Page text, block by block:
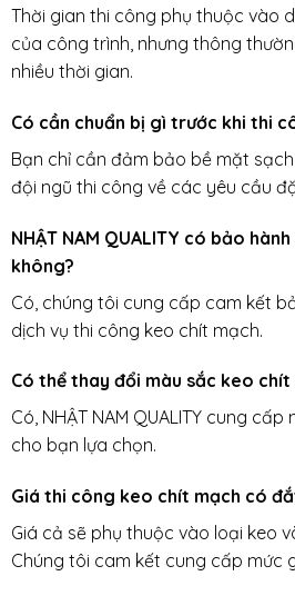
Thời gian thi công phụ thuộc vào
của công trình, nhưng thông
nhiều thời gian.
Có cần chuẩn bị gì trước khi thi
Bạn chỉ cần đảm bảo bề mặt
đội ngũ thi công về các yêu cầu
NHẬT NAM QUALITY có bảo
không?
Có, chúng tôi cung cấp cam kết
dịch vụ thi công keo chít mạch.
Có thể thay đổi màu sắc keo chít
Có, NHẬT NAM QUALITY cung
cho bạn lựa chọn.
Giá thi công keo chít mạch có
Giá cả sẽ phụ thuộc vào loại keo
Chúng tôi cam kết cung cấp mức